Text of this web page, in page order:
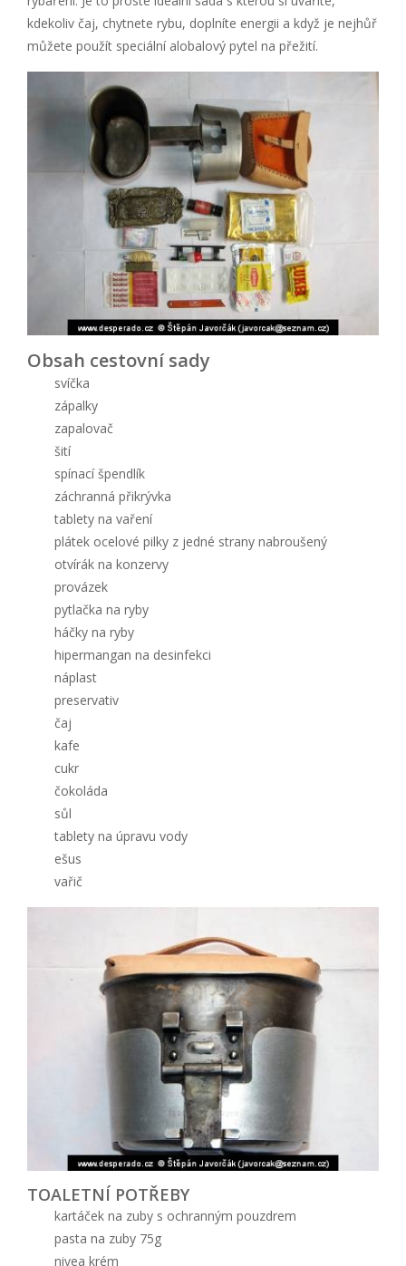
kdekoliv čaj, chytnete rybu, doplníte energii a když je nejhůř
můžete použít speciální alobalový pytel na přežití.
Obsah cestovní sady
svíčka
zápalky
zapalovač
šití
spínací špendlík
záchranná přikrývka
tablety na vaření
plátek ocelové pilky z jedné strany nabroušený
otvírák na konzervy
provázek
pytlačka na ryby
háčky na ryby
hipermangan na desinfekci
náplast
preservativ
čaj
kafe
cukr
čokoláda
sůl
tablety na úpravu vody
ešus
vařič
TOALETNÍ POTŘEBY
kartáček na zuby s ochranným pouzdrem
pasta na zuby 75g
nivea krém